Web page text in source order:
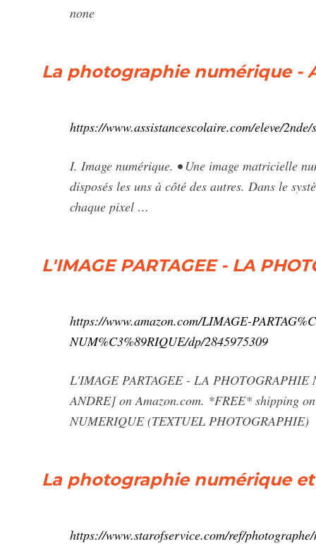
none
La photographie numérique -
https://www.assistancescolaire.com/eleve/
I. Image numérique. • Une image matricielle
disposés les uns à côté des autres. Dans le
chaque pixel …
L'IMAGE PARTAGEE - LA
https://www.amazon.com/LIMAGE-
NUM%C3%89RIQUE/dp/2845975309
L'IMAGE PARTAGEE - LA
ANDRE] on Amazon.com. *FREE* shipping
NUMERIQUE (TEXTUEL PHOTOGRAPHIE)
La photographie numérique
https://www.starofservice.com/ref/